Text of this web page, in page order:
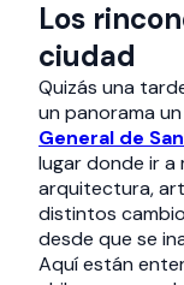
Los
ciudad
Quizás una
un panorama
General de
lugar donde ir a
arquitectura,
distintos
desde que se
Aquí están